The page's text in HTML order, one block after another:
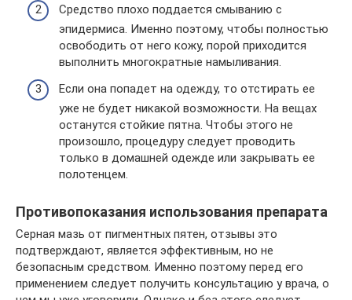
Средство плохо поддается смыванию с
эпидермиса. Именно поэтому, чтобы полностью
освободить от него кожу, порой приходится
выполнить многократные намыливания.
Если она попадет на одежду, то отстирать ее
уже не будет никакой возможности. На вещах
останутся стойкие пятна. Чтобы этого не
произошло, процедуру следует проводить
только в домашней одежде или закрывать ее
полотенцем.
Противопоказания использования препарата
Серная мазь от пигментных пятен, отзывы это
подтверждают, является эффективным, но не
безопасным средством. Именно поэтому перед его
применением следует получить консультацию у врача, о